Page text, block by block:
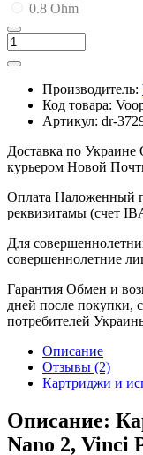
0.8 Ohm
Производитель:
Код товара:
Артикул: dr-
Доставка по Украине
курьером Новой
Оплата Наложенный
реквизитамы (счет
Для
совершеннолетние
Гарантия Обмен и
дней после покупки,
потребителей
Описание
Отзывы (2)
Картриджи и
Описание:
Nano 2, Vinci